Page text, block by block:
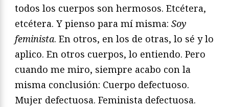
todos los cuerpos son hermosos. Etcétera,
etcétera. Y pienso para mí misma: Soy
feminista. En otros, en los de otras, lo sé y lo
aplico. En otros cuerpos, lo entiendo. Pero
cuando me miro, siempre acabo con la
misma conclusión: Cuerpo defectuoso.
Mujer defectuosa. Feminista defectuosa.